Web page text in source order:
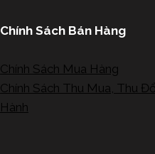
Chính Sách Bán Hàng
Chính Sách Mua Hàng
Chính Sách Thu Mua, Thu
Hành